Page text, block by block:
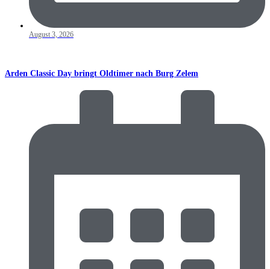
August 3, 2026
Arden Classic Day bringt Oldtimer nach Burg Zelem